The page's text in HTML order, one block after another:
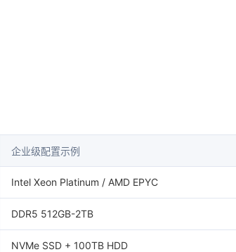
企业级配置示例
Intel Xeon Platinum / AMD EPYC
DDR5 512GB-2TB
NVMe SSD + 100TB HDD